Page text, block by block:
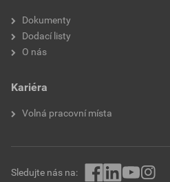
Dokumenty
Dodací listy
O nás
Kariéra
Volná pracovní místa
Sledujte nás na: